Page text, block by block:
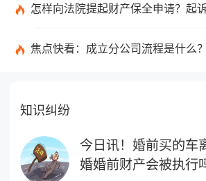
怎样向法院提起财产保全申请？起诉离婚能申请财产保全吗？_全
焦点快看：成立分公司流程是什么？中华人民共和国公司登记管理条例第四十七条
知识纠纷
今日讯！婚前买的车
婚婚前财产会被执行